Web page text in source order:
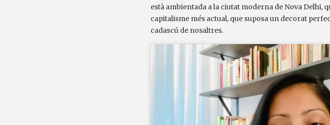
està ambientada a la ciutat moderna de Nova
capitalisme més actual, que suposa un decorat
cadascú de nosaltres.